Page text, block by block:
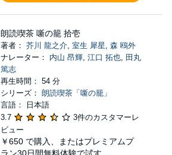
朗読喫茶 噺の籠 拾壱
著者： 芥川 龍之介, 室生 犀星 森 鴎外
ナレーター： 内山 昂輝, 江口 拓也,
田丸
篤志
再生時間： 54 分
シリーズ： 朗読喫茶「噺の籠」
言語： 日本語
3.7
3件のカスタマーレ
ビュー
￥650 で購入、またはプレミアムプ